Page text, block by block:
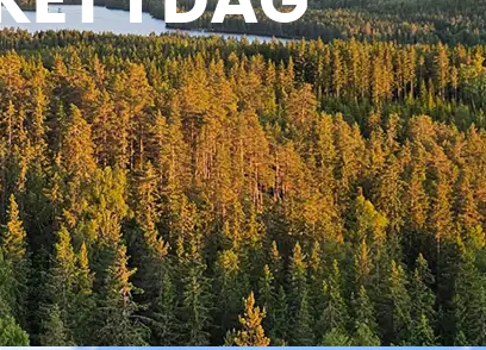
morgonkaffe och utsikts¬promenad till
avslutat med eftermiddagsmöte i naturnära